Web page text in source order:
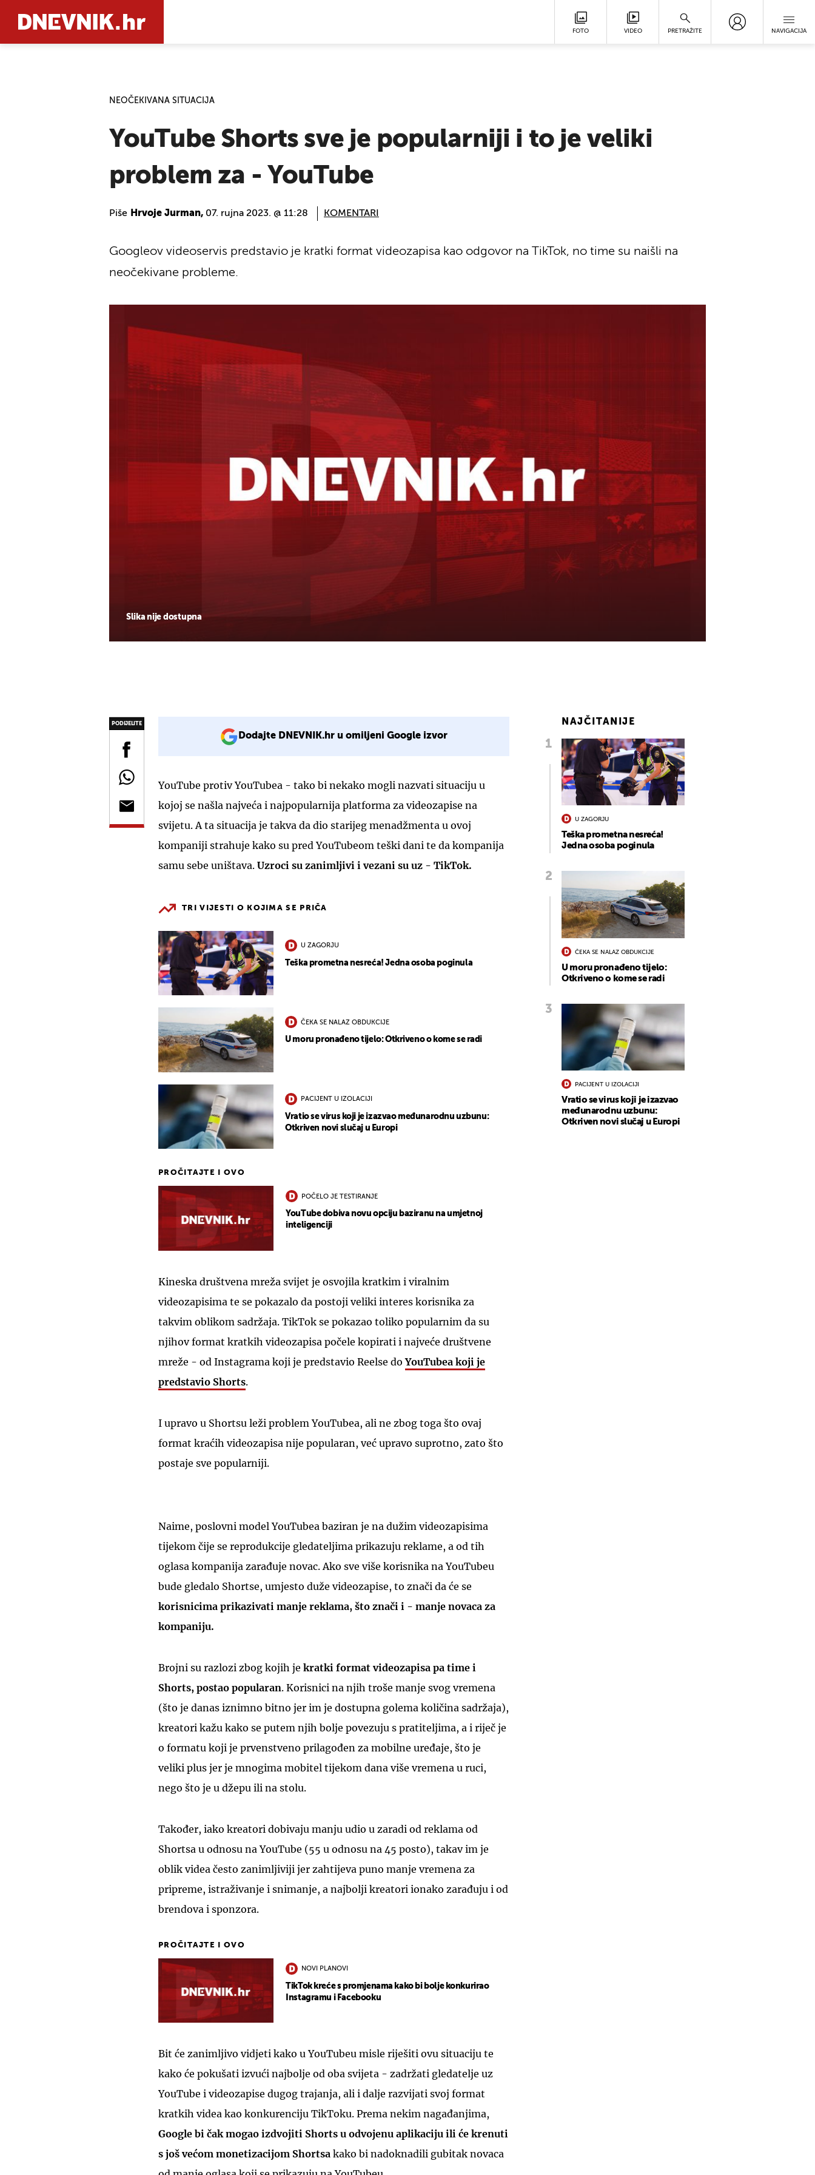
FOTO VIDEO PRETRAŽITE NAVIGACIJA
NEOČEKIVANA SITUACIJA
YouTube Shorts sve je popularniji i to je veliki
problem za - YouTube
Piše Hrvoje Jurman, 07. rujna 2023. @ 11:28 KOMENTARI
Slika nije dostupna
Googleov videoservis predstavio je kratki format videozapisa kao odgovor na TikTok, no time su naišli na
neočekivane probleme.
PODIJELITE
Dodajte DNEVNIK.hr u omiljeni Google izvor
YouTube protiv YouTubea - tako bi nekako mogli nazvati situaciju u
kojoj se našla najveća i najpopularnija platforma za videozapise na
svijetu. A ta situacija je takva da dio starijeg menadžmenta u ovoj
kompaniji strahuje kako su pred YouTubeom teški dani te da kompanija
samu sebe uništava. Uzroci su zanimljivi i vezani su uz - TikTok.
TRI VIJESTI O KOJIMA SE PRIČA
U ZAGORJU
Teška prometna nesreća! Jedna osoba poginula
ČEKA SE NALAZ OBDUKCIJE
U moru pronađeno tijelo: Otkriveno o kome se radi
PACIJENT U IZOLACIJI
Vratio se virus koji je izazvao međunarodnu uzbunu:
Otkriven novi slučaj u Europi
PROČITAJTE I OVO
POČELO JE TESTIRANJE
YouTube dobiva novu opciju baziranu na umjetnoj
inteligenciji
Kineska društvena mreža svijet je osvojila kratkim i viralnim
videozapisima te se pokazalo da postoji veliki interes korisnika za
takvim oblikom sadržaja. TikTok se pokazao toliko popularnim da su
njihov format kratkih videozapisa počele kopirati i najveće društvene
mreže - od Instagrama koji je predstavio Reelse doYouTubea koji je
predstavio Shorts.
I upravo u Shortsu leži problem YouTubea, ali ne zbog toga što ovaj
format kraćih videozapisa nije popularan, već upravo suprotno, zato što
postaje sve popularniji.
Naime, poslovni model YouTubea baziran je na dužim videozapisima
tijekom čije se reprodukcije gledateljima prikazuju reklame, a od tih
oglasa kompanija zarađuje novac. Ako sve više korisnika na YouTubeu
bude gledalo Shortse, umjesto duže videozapise, to znači da će se
korisnicima prikazivati manje reklama, što znači i - manje novaca za
kompaniju.
Brojni su razlozi zbog kojih je kratki format videozapisa pa time i
Shorts, postao popularan. Korisnici na njih troše manje svog vremena
(što je danas iznimno bitno jer im je dostupna golema količina sadržaja),
kreatori kažu kako se putem njih bolje povezuju s pratiteljima, a i riječ je
o formatu koji je prvenstveno prilagođen za mobilne uređaje, što je
veliki plus jer je mnogima mobitel tijekom dana više vremena u ruci,
nego što je u džepu ili na stolu.
Također, iako kreatori dobivaju manju udio u zaradi od reklama od
Shortsa u odnosu na YouTube (55 u odnosu na 45 posto), takav im je
oblik videa često zanimljiviji jer zahtijeva puno manje vremena za
pripreme, istraživanje i snimanje, a najbolji kreatori ionako zarađuju i od
brendova i sponzora.
PROČITAJTE I OVO
NOVI PLANOVI
TikTok kreće s promjenama kako bi bolje konkurirao
Instagramu i Facebooku
Bit će zanimljivo vidjeti kako u YouTubeu misle riješiti ovu situaciju te
kako će pokušati izvući najbolje od oba svijeta - zadržati gledatelje uz
YouTube i videozapise dugog trajanja, ali i dalje razvijati svoj format
kratkih videa kao konkurenciju TikToku. Prema nekim nagađanjima,
Google bi čak mogao izdvojiti Shorts u odvojenu aplikaciju ili će krenuti
s još većom monetizacijom Shortsa kako bi nadoknadili gubitak novaca
NAJČITANIJE
U ZAGORJU
Teška prometna nesreća!
Jedna osoba poginula
ČEKA SE NALAZ OBDUKCIJE
U moru pronađeno tijelo:
Otkriveno o kome se radi
PACIJENT U IZOLACIJI
Vratio se virus koji je izazvao
međunarodnu uzbunu:
Otkriven novi slučaj u Europi